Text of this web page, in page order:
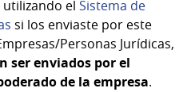
el Sistema de
si los enviaste por este
Personas Jurídicas,
ser enviados por el
de la empresa.